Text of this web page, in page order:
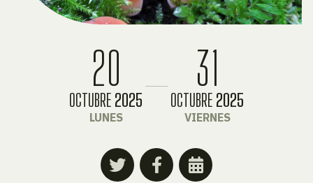
20
OCTUBRE 2025
LUNES
31
OCTUBRE 2025
VIERNES